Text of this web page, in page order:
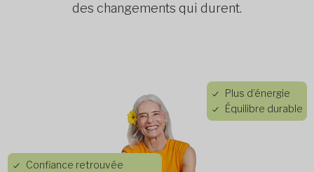
des changements qui durent.
Plus d’énergie
Équilibre durable
Confiance retrouvée